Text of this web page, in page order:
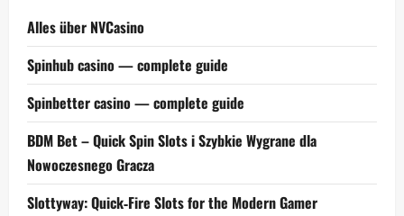
Alles über NVCasino
Spinhub casino — complete guide
Spinbetter casino — complete guide
BDM Bet – Quick Spin Slots i Szybkie Wygrane dla
Nowoczesnego Gracza
Slottyway: Quick‑Fire Slots for the Modern Gamer